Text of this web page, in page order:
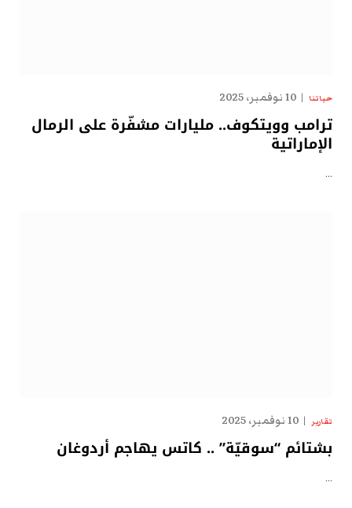
حياتنا 10 نوفمبر، 2025
ترامب وويتكوف.. مليارات مشفّرة على الرمال
الإماراتية
…
تقارير 10 نوفمبر، 2025
بشتائم “سوقيّة” .. كاتس يهاجم أردوغان
…